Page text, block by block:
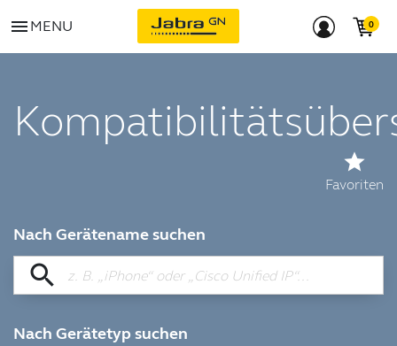
menu MENU
star
Favoriten
Nach Gerätename suchen
search
Nach Gerätetyp suchen